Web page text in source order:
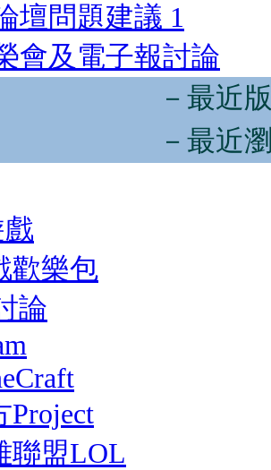
壇問題建議 1
會及電子報討論
－最近
－最近
歡樂包
論
Project
聯盟LOL